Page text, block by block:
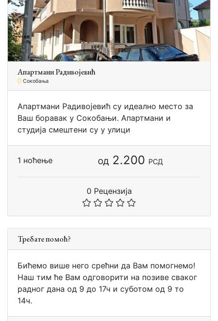
Апартмани Радивојевић
Сокобања
Апартмани Радивојевић су идеално место за
Ваш боравак у Сокобањи. Апартмани и
студија смештени су у улици
1 ноћење од 2.200 РСД
0 Рецензија
Требате помоћ?
Бићемо више него срећни да Вам помогнемо!
Наш тим ће Вам одговорити на позиве сваког
радног дана од 9 до 17ч и суботом од 9 то
14ч.